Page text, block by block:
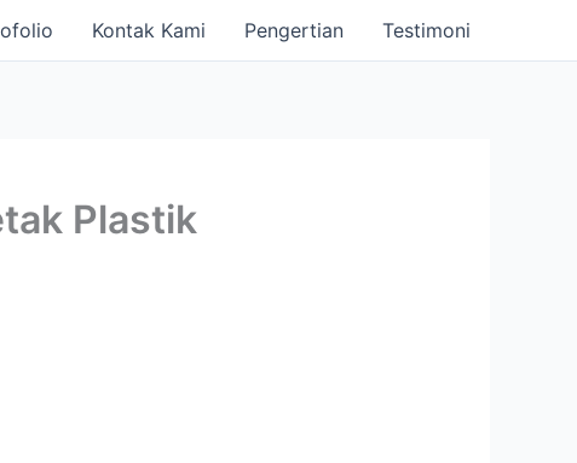
Kontak Kami Pengertian Testimoni
Plastik